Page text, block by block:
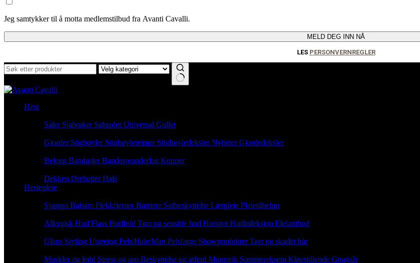
Jeg samtykker til å motta medlemstilbud fra Avanti Cavalli.
MELD DEG INN NÅ
LES PERSONVERNREGLER
Ingen
Hest
Saler Sjabraker SalpaderUniversal Gullet
Gjorder Stigbøyler Stigbøylereimer StigbøyledekslerNyheter Gjordedeksler
Belegg BandasjerBandasjeunderlag Kopper
Dekken ØrehetterHals
Hestepleie
Sjampo Balsam FlekkfjernerBarriere Solbeskyttelse Lærpleie Pleietilbehør
Allergisk Hud Flass Hudfold Tørr og sensitiv hud Hotspot Hudinfeksjon Elefanthud
Glans Styling Utgreing Pels/Hale/Man Pelsfarge ShowprodukterTørr og skadet hår
Muskler og ledd Stress og uro Beskyttelse og atferd Munnvik Sommereksem Kløestillende Gnagsår